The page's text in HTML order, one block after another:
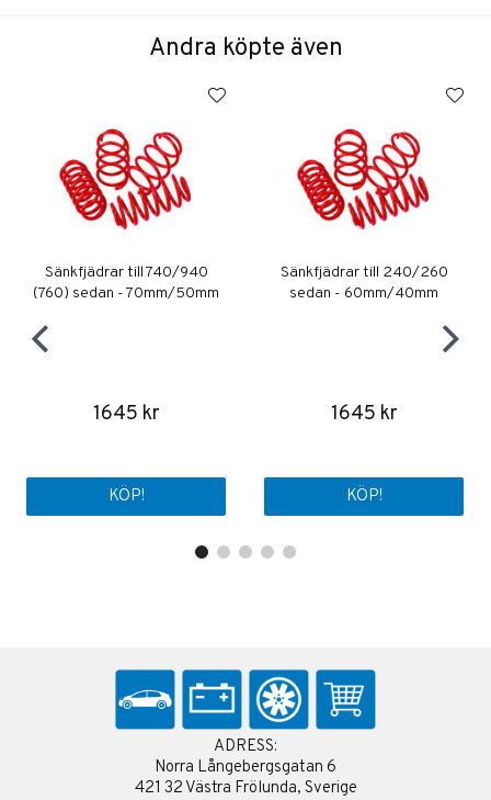
Andra köpte även
Sänkfjädrar till 740/940
(760) sedan - 70mm/50mm
1645 kr
KÖP!
Sänkfjädrar till 240/260
sedan - 60mm/40mm
1645 kr
KÖP!
ADRESS:
Norra Långebergsgatan 6
421 32 Västra Frölunda, Sverige